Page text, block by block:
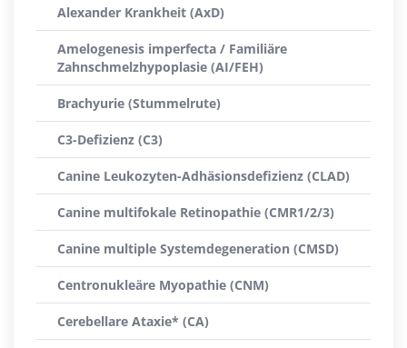
Alexander Krankheit (AxD)
Amelogenesis imperfecta / Familiäre
Zahnschmelzhypoplasie (AI/FEH)
Brachyurie (Stummelrute)
C3-Defizienz (C3)
Canine Leukozyten-Adhäsionsdefizienz (CLAD)
Canine multifokale Retinopathie (CMR1/2/3)
Canine multiple Systemdegeneration (CMSD)
Centronukleäre Myopathie (CNM)
Cerebellare Ataxie* (CA)